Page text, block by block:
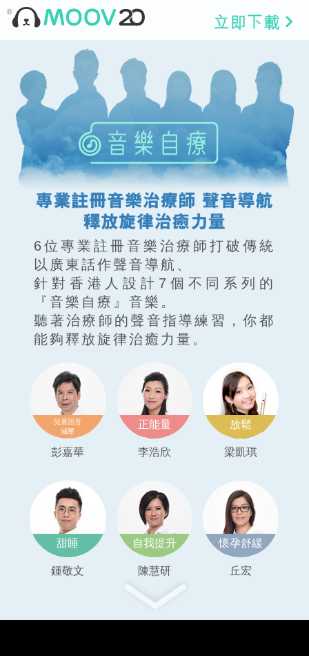
6位專業註冊音樂治療師打破傳統
以廣東話作聲音導航、
針對香港人設計7個不同系列的
『音樂自療』音樂。
聽著治療師的聲音指導練習，你都
能夠釋放旋律治癒力量。
兒童語言
減壓
正能量 放鬆
彭嘉華 李浩欣 梁凱琪
甜睡 自我提升 懷孕舒緩
鍾敬文 陳慧研 丘宏